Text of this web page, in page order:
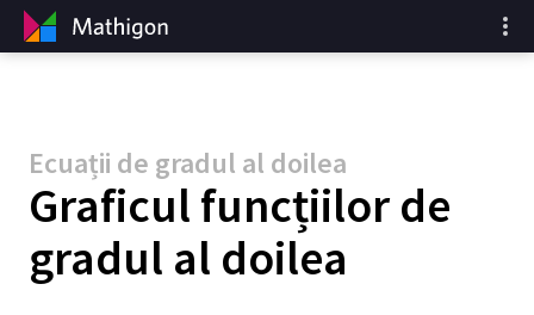
Ecuații de gradul al doilea
Graficul funcțiilor de
gradul al doilea